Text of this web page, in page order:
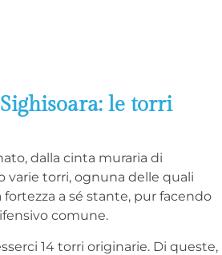
le torri
dalla cinta muraria di
varie torri, ognuna delle quali
a sé stante, pur facendo
comune.
14 torri originarie. Di queste,